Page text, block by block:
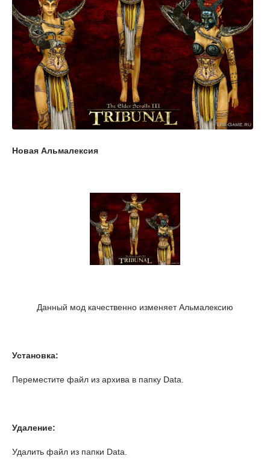
Новая Альмалексия
Данный мод качественно изменяет Альмалексию
Установка:
Переместите файл из архива в папку Data.
Удаление:
Удалить файл из папки Data.